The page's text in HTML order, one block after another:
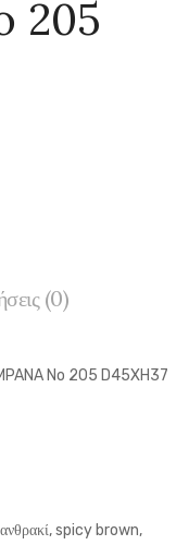
205
(0)
No 205 D45XH37
ανθρακί, spicy brown,